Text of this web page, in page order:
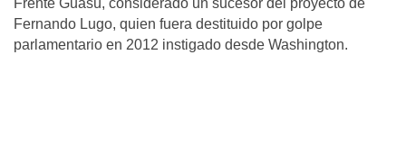
Frente Guasú, considerado un sucesor del proyecto de
Fernando Lugo, quien fuera destituido por golpe
parlamentario en 2012 instigado desde Washington.